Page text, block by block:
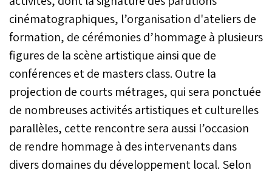
cinématographiques, l’organisation d'ateliers de
formation, de cérémonies d’hommage à plusieurs
figures de la scène artistique ainsi que de
conférences et de masters class. Outre la
projection de courts métrages, qui sera ponctuée
de nombreuses activités artistiques et culturelles
parallèles, cette rencontre sera aussi l’occasion
de rendre hommage à des intervenants dans
divers domaines du développement local. Selon